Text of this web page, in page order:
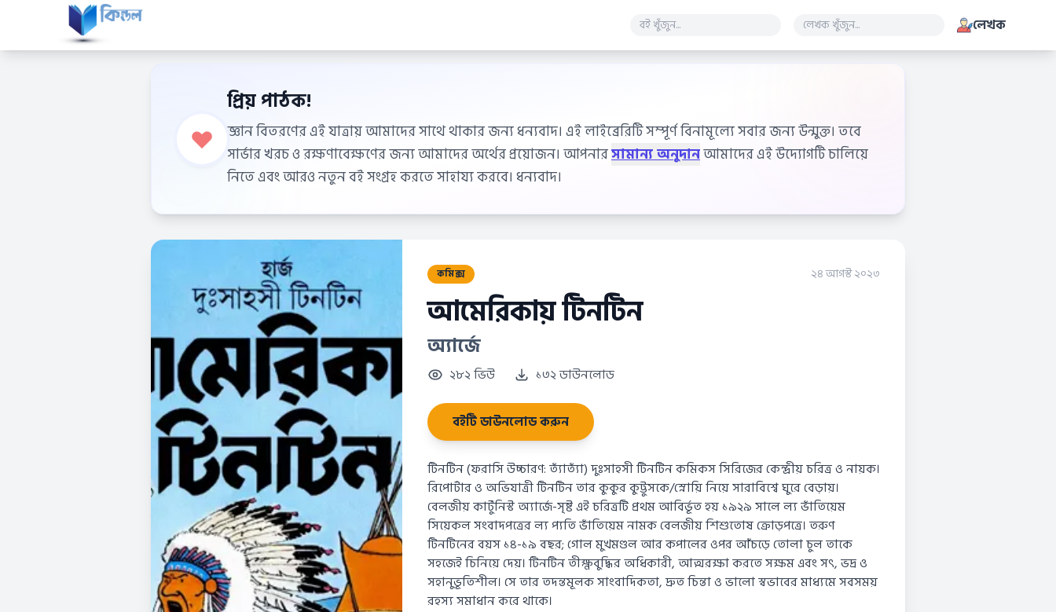
লেখক
প্রিয় পাঠক!
জ্ঞান বিতরণের এই যাত্রায় আমাদের সাথে থাকার জন্য ধন্যবাদ। এই লাইব্রেরিটি সম্পূর্ণ বিনামূল্যে সবার জন্য উন্মুক্ত। তবে
সার্ভার খরচ ও রক্ষণাবেক্ষণের জন্য আমাদের অর্থের প্রয়োজন। আপনার
সামান্য অনুদানআমাদের এই উদ্যোগটি চালিয়ে
নিতে এবং আরও নতুন বই সংগ্রহ করতে সাহায্য করবে। ধন্যবাদ।
কমিক্স ২৪ আগস্ট ২০২৩
আমেরিকায় টিনটিন
অ্যার্জে
২৮২ ভিউ ১৩২ ডাউনলোড
বইটি ডাউনলোড করুন
টিনটিন (ফরাসি উচ্চারণ: ত্যাঁত্যাঁ) দুঃসাহসী টিনটিন কমিকস সিরিজের কেন্দ্রীয় চরিত্র ও নায়ক।
রিপোর্টার ও অভিযাত্রী টিনটিন তার কুকুর কুট্টুসকে/স্নোয়ি নিয়ে সারাবিশ্বে ঘুরে বেড়ায়।
বেলজীয় কার্টুনিস্ট অ্যার্জে-সৃষ্ট এই চরিত্রটি প্রথম আবির্ভূত হয় ১৯২৯ সালে ল্য ভাঁতিয়েম
সিয়েকল সংবাদপত্রের ল্য প্যতি ভাঁতিয়েম নামক বেলজীয় শিশুতোষ ক্রোড়পত্রে। তরুণ
টিনটিনের বয়স ১৪-১৯ বছর; গোল মুখমণ্ডল আর কপালের ওপর আঁচড়ে তোলা চুল তাকে
সহজেই চিনিয়ে দেয়। টিনটিন তীক্ষ্ণবুদ্ধির অধিকারী, আত্মরক্ষা করতে সক্ষম এবং সৎ, ভদ্র ও
সহানুভূতিশীল। সে তার তদন্তমূলক সাংবাদিকতা, দ্রুত চিন্তা ও ভালো স্বভাবের মাধ্যমে সবসময়
রহস্য সমাধান করে থাকে।